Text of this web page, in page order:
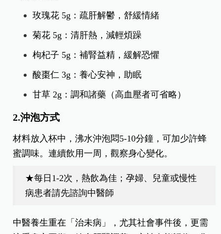
玫瑰花 5g：疏肝解鬱，舒緩情緒
菊花 5g：清肝熱，減輕煩躁
枸杞子 5g：補腎益精，緩解恐懼
酸棗仁 3g：養心安神，助眠
甘草 2g：調和諸藥（高血壓者可省略）
2.沖泡方式
材料放入杯中，沸水沖泡悶5-10分鐘，可加少許蜂
蜜調味。連續飲用一周，觀察身心變化。
★每日1-2次，熱飲為佳；孕婦、兒童或慢性
病患者請先諮詢中醫師
中醫養生重在「治未病」，尤其社會事件後，更需